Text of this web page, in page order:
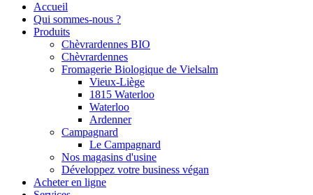
Accueil
Qui sommes-nous ?
Produits
Chèvrardennes BIO
Chèvrardennes
Fromagerie Biologique de Vielsalm
Vieux-Liège
1815 Waterloo
Waterloo
Ardenner
Campagnard
Le Campagnard
Nos magasins d'usine
Développez votre business végan
Acheter en ligne